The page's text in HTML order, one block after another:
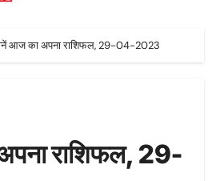
आज का अपना राशिफल, 29-04-2023
राशिफल, 29-